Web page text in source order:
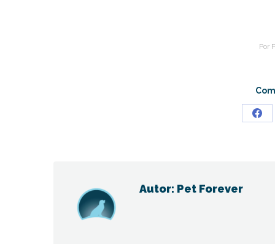
Por
Autor: Pet Forever